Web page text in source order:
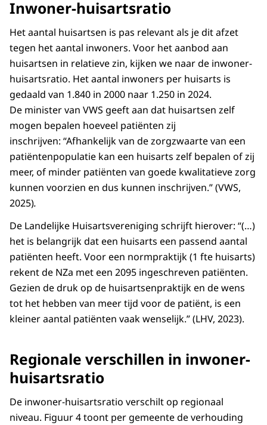
Inwoner-huisartsratio
Het aantal huisartsen is pas relevant als je dit afzet
tegen het aantal inwoners. Voor het aanbod aan
huisartsen in relatieve zin, kijken we naar de inwoner-
huisartsratio. Het aantal inwoners per huisarts is
gedaald van 1.840 in 2000 naar 1.250 in 2024.
De minister van VWS geeft aan dat huisartsen zelf
mogen bepalen hoeveel patiënten zij
inschrijven: “Afhankelijk van de zorgzwaarte van een
patiëntenpopulatie kan een huisarts zelf bepalen of zij
meer, of minder patiënten van goede kwalitatieve zorg
kunnen voorzien en dus kunnen inschrijven.” (VWS,
2025).
De Landelijke Huisartsvereniging schrijft hierover: “(…)
het is belangrijk dat een huisarts een passend aantal
patiënten heeft. Voor een normpraktijk (1 fte huisarts)
rekent de NZa met een 2095 ingeschreven patiënten.
Gezien de druk op de huisartsenpraktijk en de wens
tot het hebben van meer tijd voor de patiënt, is een
kleiner aantal patiënten vaak wenselijk.” (LHV, 2023).
Regionale verschillen in inwoner-
huisartsratio
De inwoner-huisartsratio verschilt op regionaal
niveau. Figuur 4 toont per gemeente de verhouding